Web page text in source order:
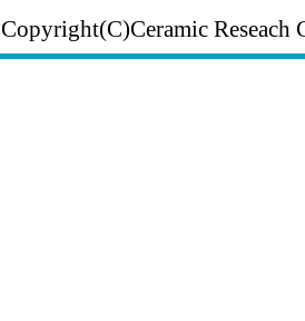
Copyright(C)Ceramic